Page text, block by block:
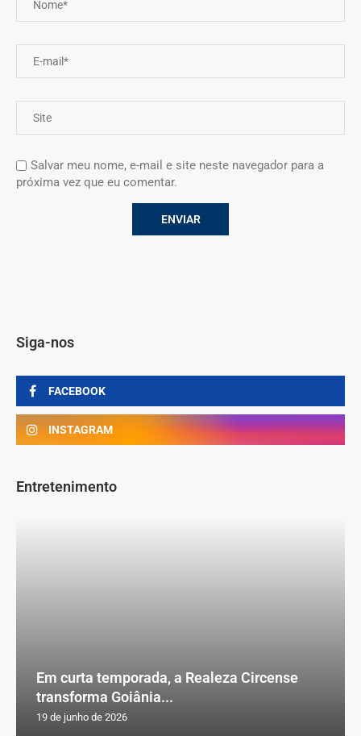
Salvar meu nome, e-mail e site neste navegador para a
próxima vez que eu comentar.
Siga-nos
FACEBOOK
INSTAGRAM
Entretenimento
Em curta temporada, a Realeza Circense
transforma Goiânia...
19 de junho de 2026